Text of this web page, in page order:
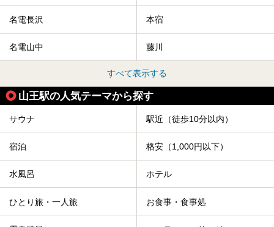
名電長沢 本宿
名電山中 藤川
すべて表示する
山王駅の人気テーマから探す
サウナ 駅近（徒歩10分以内）
宿泊 格安（1,000円以下）
水風呂 ホテル
ひとり旅・一人旅 お食事・食事処